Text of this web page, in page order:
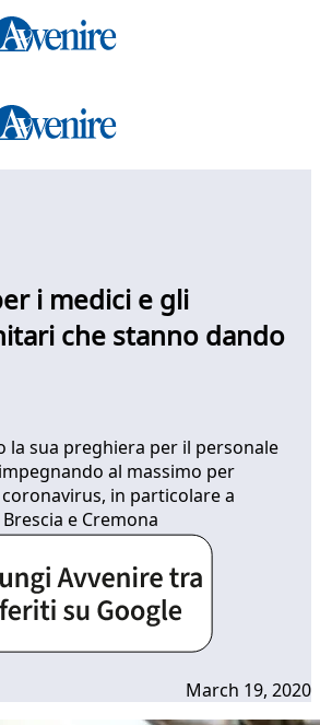
i medici e gli
che stanno dando
la sua preghiera per il personale
al massimo per
in particolare a
e Cremona
March 19, 2020